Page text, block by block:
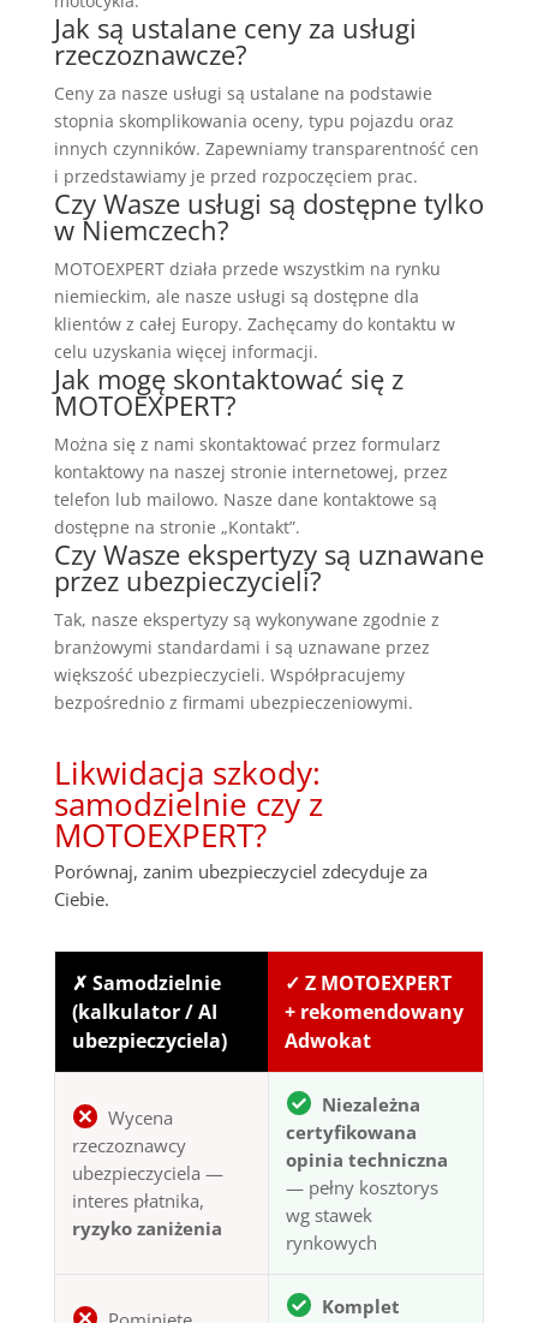
Jak są ustalane ceny za usługi
rzeczoznawcze?
Ceny za nasze usługi są ustalane na podstawie
stopnia skomplikowania oceny, typu pojazdu oraz
innych czynników. Zapewniamy transparentność cen
i przedstawiamy je przed rozpoczęciem prac.
Czy Wasze usługi są dostępne tylko
w Niemczech?
MOTOEXPERT działa przede wszystkim na rynku
niemieckim, ale nasze usługi są dostępne dla
klientów z całej Europy. Zachęcamy do kontaktu w
celu uzyskania więcej informacji.
Jak mogę skontaktować się z
MOTOEXPERT?
Można się z nami skontaktować przez formularz
kontaktowy na naszej stronie internetowej, przez
telefon lub mailowo. Nasze dane kontaktowe są
dostępne na stronie „Kontakt”.
Czy Wasze ekspertyzy są uznawane
przez ubezpieczycieli?
Tak, nasze ekspertyzy są wykonywane zgodnie z
branżowymi standardami i są uznawane przez
większość ubezpieczycieli. Współpracujemy
bezpośrednio z firmami ubezpieczeniowymi.
Likwidacja szkody:
samodzielnie czy z
MOTOEXPERT?
Porównaj, zanim ubezpieczyciel zdecyduje za
Ciebie.
✗ Samodzielnie
(kalkulator / AI
ubezpieczyciela)
✓ Z MOTOEXPERT
+ rekomendowany
Adwokat
Wycena
rzeczoznawcy
ubezpieczyciela —
interes płatnika,
ryzyko zaniżenia
Niezależna
certyfikowana
opinia techniczna
— pełny kosztorys
wg stawek
rynkowych
Komplet